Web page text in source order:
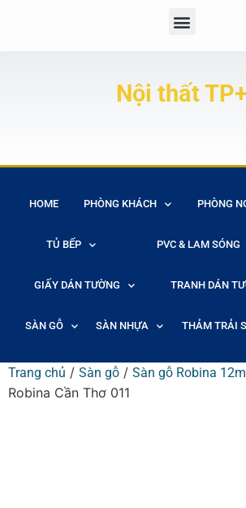
Nội thất TP+
HOME PHÒNG KHÁCH PHÒNG
TỦ BẾP PVC & LAM SÓNG
GIẤY DÁN TƯỜNG TRANH DÁN
SÀN GỖ SÀN NHỰA THẢM TRẢI
Trang chủ / Sàn gỗ / Sàn gỗ Robina
Robina Cần Thơ 011